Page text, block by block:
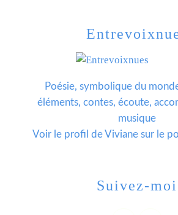
Poésie, symbolique du
éléments, contes, écoute,
musique
Voir le profil deVivianesur le
Suivez-moi